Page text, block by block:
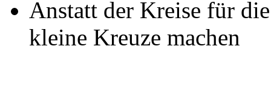
Anstatt der Kreise für
kleine Kreuze machen